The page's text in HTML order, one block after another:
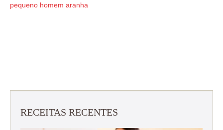
pequeno homem aranha
RECEITAS RECENTES